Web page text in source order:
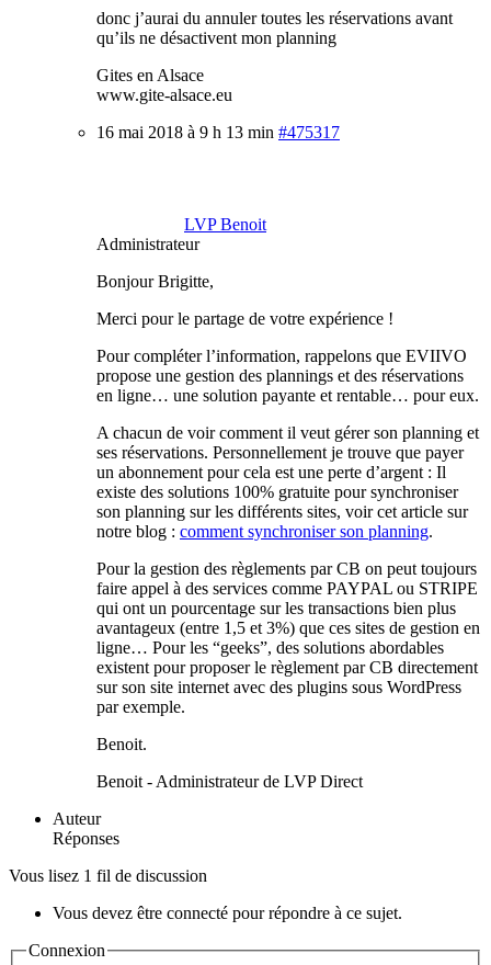
donc j’aurai du annuler toutes les réservations avant
qu’ils ne désactivent mon planning
Gites en Alsace
www.gite-alsace.eu
16 mai 2018 à 9 h 13 min #475317
LVP Benoit
Administrateur
Bonjour Brigitte,
Merci pour le partage de votre expérience !
Pour compléter l’information, rappelons que EVIIVO
propose une gestion des plannings et des réservations
en ligne… une solution payante et rentable… pour eux.
A chacun de voir comment il veut gérer son planning et
ses réservations. Personnellement je trouve que payer
un abonnement pour cela est une perte d’argent : Il
existe des solutions 100% gratuite pour synchroniser
son planning sur les différents sites, voir cet article sur
notre blog : comment synchroniser son planning.
Pour la gestion des règlements par CB on peut toujours
faire appel à des services comme PAYPAL ou STRIPE
qui ont un pourcentage sur les transactions bien plus
avantageux (entre 1,5 et 3%) que ces sites de gestion en
ligne… Pour les “geeks”, des solutions abordables
existent pour proposer le règlement par CB directement
sur son site internet avec des plugins sous WordPress
par exemple.
Benoit.
Benoit - Administrateur de LVP Direct
Auteur
Réponses
Vous lisez 1 fil de discussion
Vous devez être connecté pour répondre à ce sujet.
Connexion